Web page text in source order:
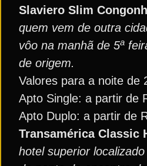
Slaviero Slim
quem vem de outra
vôo na manhã de 5a
de origem.
Valores para a noite de
Apto Single: a partir de
Apto Duplo: a partir de
Transamérica Classic
hotel superior